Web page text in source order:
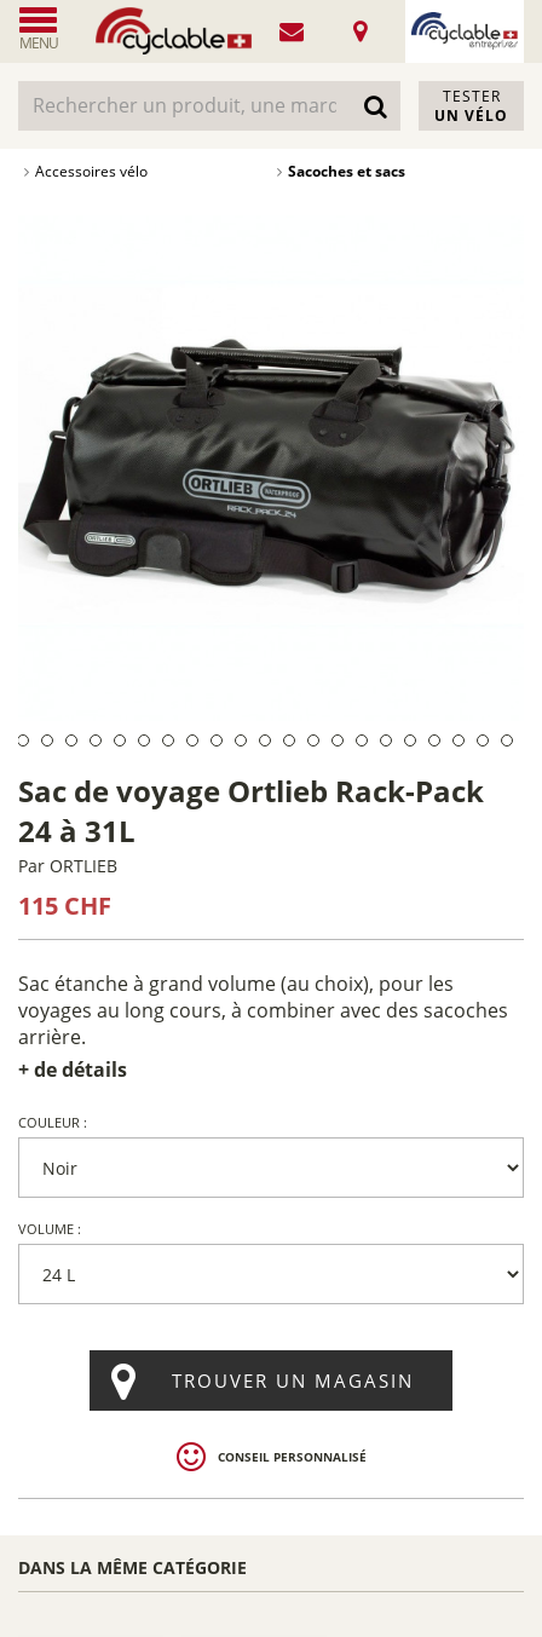
MENU
TESTER
UN VÉLO
Accessoires vélo Sacoches et sacs
Sac de voyage Ortlieb Rack-Pack
24 à 31L
Par ORTLIEB
115 CHF
Sac étanche à grand volume (au choix), pour les
voyages au long cours, à combiner avec des sacoches
arrière.
+ de détails
COULEUR :
VOLUME :
TROUVER UN MAGASIN
CONSEIL PERSONNALISÉ
DANS LA MÊME CATÉGORIE